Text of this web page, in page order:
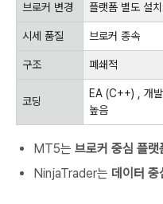
브로커 변경 플랫폼 별도 설치
시세 품질 브로커 종속
구조 폐쇄적
코딩
EA (C++) , 개
높음
MT5는 브로커 중심 플랫
NinjaTrader는 데이터 중